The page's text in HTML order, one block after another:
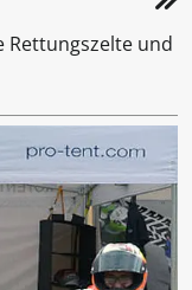
Rettungszelte und